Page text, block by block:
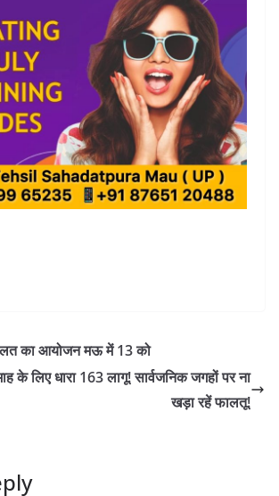
का आयोजन मऊ में 13 को
के लिए धारा 163 लागू! सार्वजनिक जगहों पर ना
खड़ा रहें फालतू!